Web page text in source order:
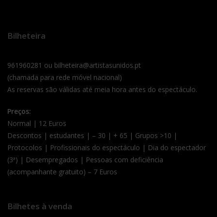
Bilheteira
961960281 ou bilheteira@artistasunidos.pt
(chamada para rede móvel nacional)
As reservas são válidas até meia hora antes do espectáculo.
Preços:
Normal | 12 Euros
Descontos | estudantes | – 30 | + 65 | Grupos >10 |
Protocolos | Profissionais do espectáculo | Dia do espectador
(3ª) | Desempregados | Pessoas com deficiência
(acompanhante gratuito) – 7 Euros
Bilhetes à venda